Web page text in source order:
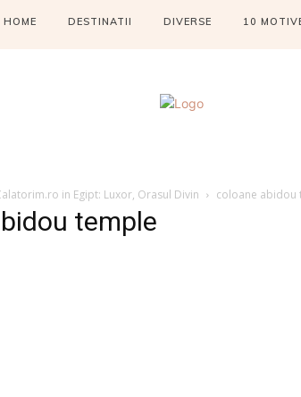
HOME DESTINATII DIVERSE 10
in Egipt: Luxor, Orasul Divin coloane abidou
temple